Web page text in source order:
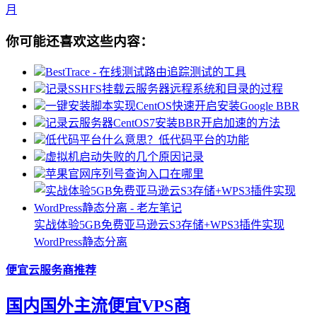
月
你可能还喜欢这些内容：
BestTrace - 在线测试路由追踪测试的工具
记录SSHFS挂载云服务器远程系统和目录的过程
一键安装脚本实现CentOS快速开启安装Google BBR
记录云服务器CentOS7安装BBR开启加速的方法
低代码平台什么意思？低代码平台的功能
虚拟机启动失败的几个原因记录
苹果官网序列号查询入口在哪里
实战体验5GB免费亚马逊云S3存储+WPS3插件实现
WordPress静态分离
便宜云服务商推荐
国内国外主流便宜VPS商